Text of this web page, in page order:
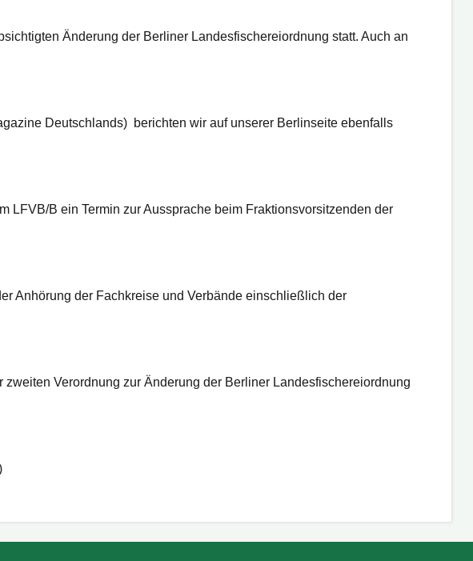
Änderung der Berliner Landesfischereiordnung statt. Auch an
Deutschlands) berichten wir auf unserer Berlinseite ebenfalls
LFVB/B ein Termin zur Aussprache beim Fraktionsvorsitzenden der
Anhörung der Fachkreise und Verbände einschließlich der
Verordnung zur Änderung der Berliner Landesfischereiordnung